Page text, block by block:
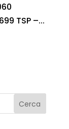
TSP –...